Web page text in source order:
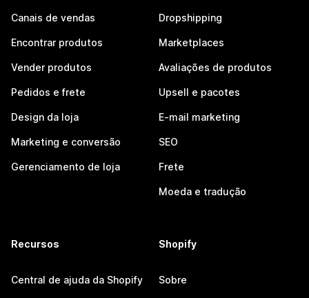
Canais de vendas
Encontrar produtos
Vender produtos
Pedidos e frete
Design da loja
Marketing e conversão
Gerenciamento de loja
Dropshipping
Marketplaces
Avaliações de produtos
Upsell e pacotes
E-mail marketing
SEO
Frete
Moeda e tradução
Recursos
Central de ajuda da Shopify
Shopify
Sobre